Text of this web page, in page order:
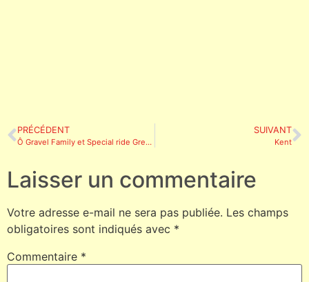
PRÉCÉDENT
Ô Gravel Family et Special ride Grenade
SUIVANT
Kent
Laisser un commentaire
Votre adresse e-mail ne sera pas publiée. Les champs
obligatoires sont indiqués avec *
Commentaire *